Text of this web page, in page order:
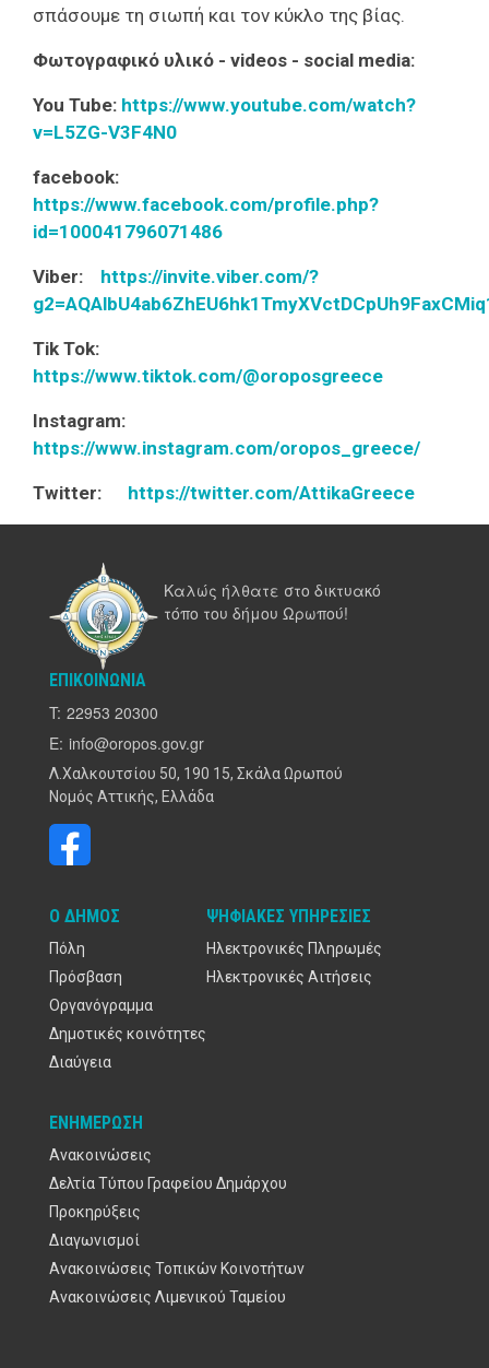
σπάσουμε τη σιωπή και τον κύκλο της βίας.
Φωτογραφικό υλικό - videos - social media:
You Tube: https://www.youtube.com/watch?
v=L5ZG-V3F4N0
facebook:
https://www.facebook.com/profile.php?
id=100041796071486
Viber: https://invite.viber.com/?
g2=AQAlbU4ab6ZhEU6hk1TmyXVctDCpUh
Tik Tok:
https://www.tiktok.com/@oroposgreece
Ιnstagram:
https://www.instagram.com/oropos_greece/
Τwitter: https://twitter.com/AttikaGreece
Καλώς ήλθατε στο δικτυακό
τόπο του δήμου Ωρωπού!
ΕΠΙΚΟΙΝΩΝΊΑ
T: 22953 20300
E: info@oropos.gov.gr
Λ.Χαλκουτσίου 50, 190 15, Σκάλα Ωρωπού
Νομός Αττικής, Ελλάδα
Ο ΔΉΜΟΣ
Πόλη
Πρόσβαση
Οργανόγραμμα
Δημοτικές κοινότητες
Διαύγεια
ΨΗΦΙΑΚΈΣ ΥΠΗΡΕΣΊΕΣ
Ηλεκτρονικές Πληρωμές
Ηλεκτρονικές Αιτήσεις
ΕΝΗΜΈΡΩΣΗ
Ανακοινώσεις
Δελτία Τύπου Γραφείου Δημάρχου
Προκηρύξεις
Διαγωνισμοί
Ανακοινώσεις Τοπικών Κοινοτήτων
Ανακοινώσεις Λιμενικού Ταμείου